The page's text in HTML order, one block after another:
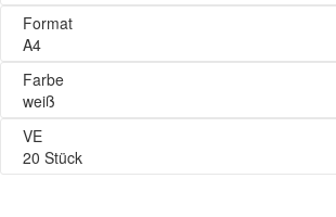
Format
A4
Farbe
weiß
VE
20 Stück